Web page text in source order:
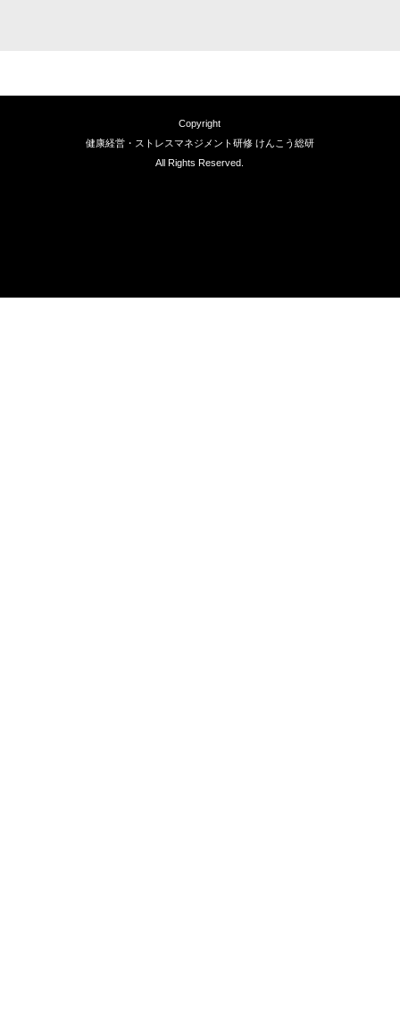
Copyright
健康経営・ストレスマネジメント研修 けんこう総研
All Rights Reserved.